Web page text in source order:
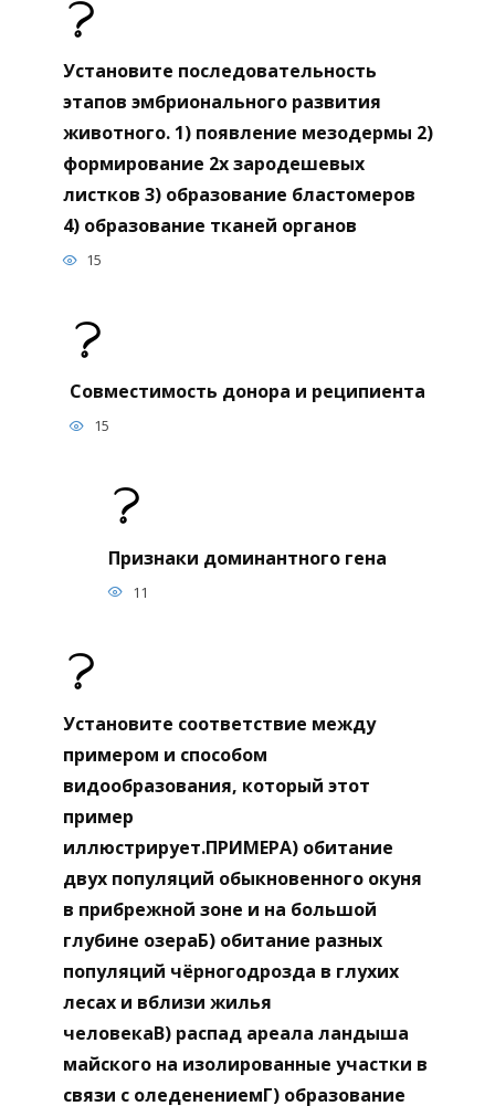
Установите последовательность
этапов эмбрионального развития
животного. 1) появление мезодермы 2)
формирование 2х зародешевых
листков 3) образование бластомеров
4) образование тканей органов
15
Совместимость донора и реципиента
15
Признаки доминантного гена
11
Установите соответствие между
примером и способом
видообразования, который этот
пример
иллюстрирует.ПРИМЕРА) обитание
двух популяций обыкновенного окуня
в прибрежной зоне и на большой
глубине озераБ) обитание разных
популяций чёрногодрозда в глухих
лесах и вблизи жилья
человекаВ) распад ареала ландыша
майского на изолированные участки в
связи с оледенениемГ) образование